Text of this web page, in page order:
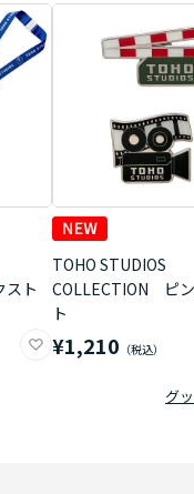
ト
TOHO STUDIOS
COLLECTION ピ
ト
¥1,210
グ